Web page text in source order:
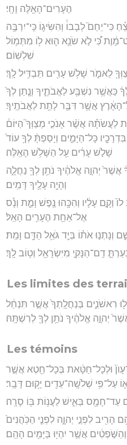
הֶעָרִים־הָאֵ֖לֶּה וָחָֽי׃
כִּי־יֵחַם֮ לְבָבוֹ֒ וְהִשִּׂיג֛וֹ כִּֽי־יִרְבֶּ֥ה
כִּ֠י לֹ֣א שֹׂנֵ֥א ה֛וּא ל֖וֹ מִתְּמ֥וֹל
שִׁלְשֽׁוֹם׃
לֵאמֹ֑ר שָׁלֹ֥שׁ עָרִ֖ים תַּבְדִּ֥יל לָֽךְ׃
כַּאֲשֶׁ֥ר נִשְׁבַּ֖ע לַאֲבֹתֶ֑יךָ וְנָ֤תַן לְךָ֙
אֲשֶׁ֥ר דִּבֶּ֖ר לָתֵ֥ת לַאֲבֹתֶֽיךָ׃
לַעֲשֹׂתָ֗הּ אֲשֶׁ֨ר אָנֹכִ֣י מְצַוְּךָ֮ הַיּוֹם֒
כָּל־הַיָּמִ֑ים וְיָסַפְתָּ֨ לְךָ֥ עוֹד֙
שָׁלֹ֣שׁ עָרִ֔ים עַ֖ל הַשָּׁלֹ֥שׁ הָאֵֽלֶּה׃
יְהוָ֣ה אֱלֹהֶ֔יךָ נֹתֵ֥ן לְךָ֖ נַחֲלָ֑ה
וְהָיָ֥ה עָלֶ֖יךָ דָּמִֽים׃
וְקָ֣ם עָלָ֔יו וְהִכָּ֥הוּ נֶ֖פֶשׁ וָמֵ֑ת וְנָ֕ס
אֶל־אַחַ֖ת הֶעָרִ֥ים הָאֵֽל׃
וְנָתְנ֣וּ אֹת֗וֹ בְּיַ֛ד גֹּאֵ֥ל הַדָּ֖ם וָמֵֽת׃
דַֽם־הַנָּקִ֛י מִיִּשְׂרָאֵ֖ל וְט֥וֹב לָֽךְ׃
Les limites des
רִאשֹׁנִ֑ים בְּנַחֲלָֽתְךָ֙ אֲשֶׁ֣ר תִּנְחַ֔ל
יְהוָ֣ה אֱלֹהֶ֔יךָ נֹתֵ֥ן לְךָ֖ לְרִשְׁתָּֽהּ׃
Les témoins
וּלְכָל־חַטָּ֔את בְּכָל־חֵ֖טְא אֲשֶׁ֣ר
עַל־פִּ֥י שְׁלֹשָֽׁה־עֵדִ֖ים יָק֥וּם דָּבָֽר׃
עֵד־חָמָ֖ס בְּאִ֑ישׁ לַעֲנ֥וֹת בּ֖וֹ סָרָֽה׃
הָרִ֖יב לִפְנֵ֣י יְהוָ֑ה לִפְנֵ֤י הַכֹּֽהֲנִים֙
וְהַשֹּׁ֣פְטִ֔ים אֲשֶׁ֥ר יִהְי֖וּ בַּיָּמִ֥ים הָהֵֽם׃